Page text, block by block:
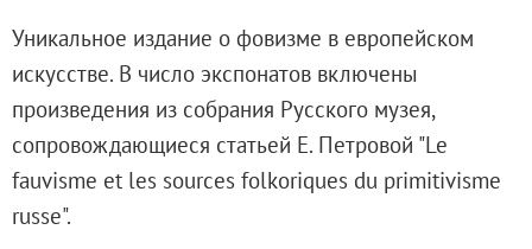
Окрестности Санкт-Петербурга в
Памяти Киры Владимировны
Постоянные экспозиции
Постоянная экспозиция «Наш
Русское искусство первой половины
Уникальное издание о фовизме в европейском
искусстве. В число экспонатов включены
произведения из собрания Русского музея,
сопровождающиеся статьей Е. Петровой "Le
fauvisme et les sources folkoriques du primitivisme
russe".